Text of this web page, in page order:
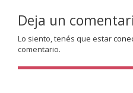
Deja un
Lo siento, tenés que estar
comentario.